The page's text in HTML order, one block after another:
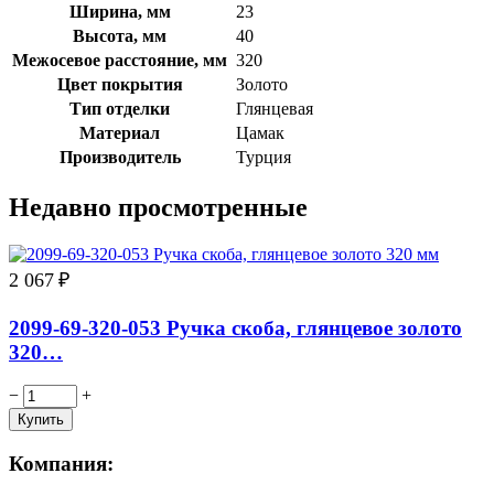
Ширина, мм
23
Высота, мм
40
Межосевое расстояние, мм 320
Цвет покрытия
Золото
Тип отделки
Глянцевая
Материал
Цамак
Производитель
Турция
Недавно просмотренные
2 067 ₽
2099-69-320-053 Ручка скоба, глянцевое золото
320…
− +
Компания: